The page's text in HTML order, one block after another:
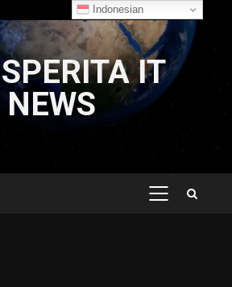
IT
NEWS
PRIMARY
Indonesian